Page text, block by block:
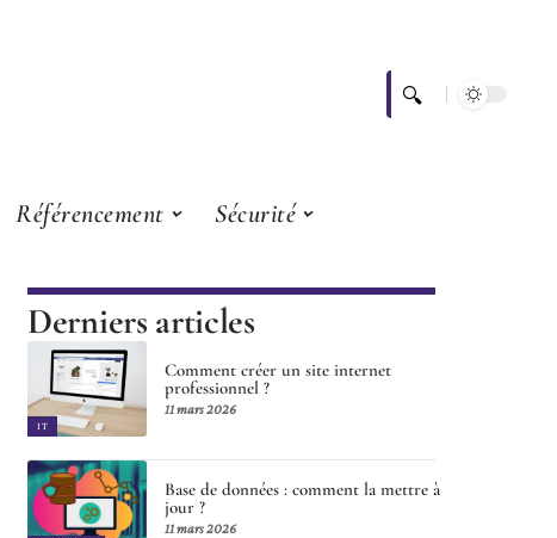
Référencement Sécurité
Derniers articles
IT
Comment créer un site internet
professionnel ?
11 mars 2026
Base de données : comment la mettre à
jour ?
11 mars 2026